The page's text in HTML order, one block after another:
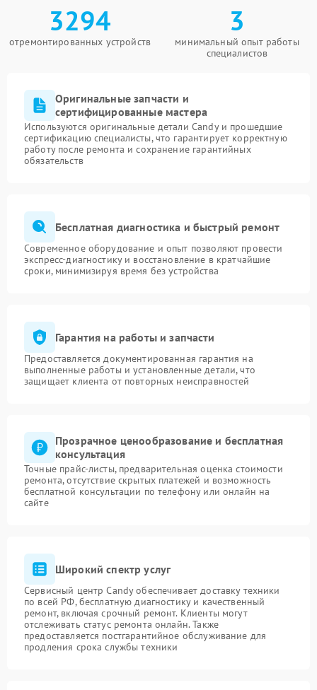
3294
отремонтированных устройств
3
минимальный опыт работы
специалистов
Оригинальные запчасти и
сертифицированные мастера
Используются оригинальные детали Candy и прошедшие
сертификацию специалисты, что гарантирует корректную
работу после ремонта и сохранение гарантийных
обязательств
Бесплатная диагностика и быстрый ремонт
Современное оборудование и опыт позволяют провести
экспресс-диагностику и восстановление в кратчайшие
сроки, минимизируя время без устройства
Гарантия на работы и запчасти
Предоставляется документированная гарантия на
выполненные работы и установленные детали, что
защищает клиента от повторных неисправностей
Прозрачное ценообразование и бесплатная
консультация
Точные прайс-листы, предварительная оценка стоимости
ремонта, отсутствие скрытых платежей и возможность
бесплатной консультации по телефону или онлайн на
сайте
Широкий спектр услуг
Сервисный центр Candy обеспечивает доставку техники
по всей РФ, бесплатную диагностику и качественный
ремонт, включая срочный ремонт. Клиенты могут
отслеживать статус ремонта онлайн. Также
предоставляется постгарантийное обслуживание для
продления срока службы техники